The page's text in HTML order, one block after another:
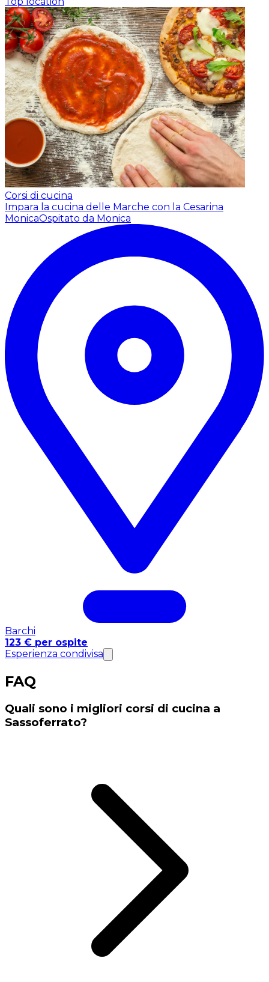
Corsi di cucina
Impara la cucina delle Marche con la Cesarina
MonicaOspitato da Monica
Barchi
123 € per ospite
Esperienza condivisa
FAQ
Quali sono i migliori corsi di cucina a
Sassoferrato?